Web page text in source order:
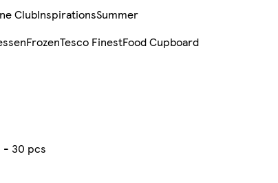
ClubInspirationsSummer
FrozenTesco FinestFood Cupboard
- 30 pcs